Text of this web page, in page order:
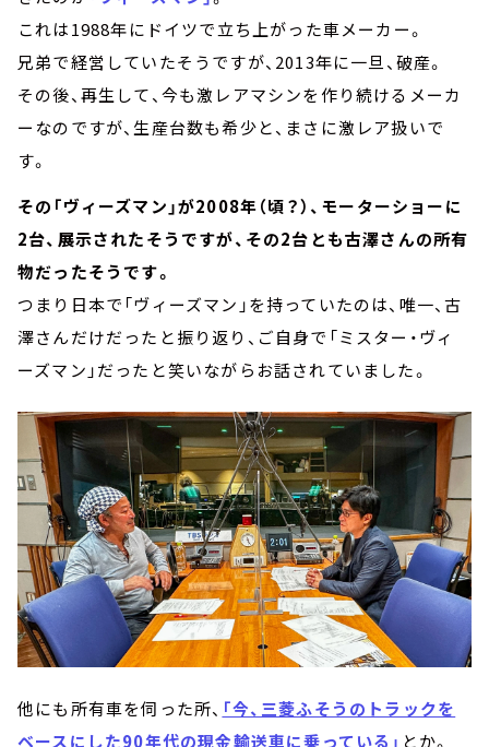
これは1988年にドイツで立ち上がった車メーカー。
兄弟で経営していたそうですが、2013年に一旦、破産。
その後、再生して、今も激レアマシンを作り続けるメーカ
ーなのですが、生産台数も希少と、まさに激レア扱いで
す。
その「ヴィーズマン」が2008年（頃？）、モーターショーに
2台、展示されたそうですが、その2台とも古澤さんの所有
物だったそうです。
つまり日本で「ヴィーズマン」を持っていたのは、唯一、古
澤さんだけだったと振り返り、ご自身で「ミスター・ヴィ
ーズマン」だったと笑いながらお話されていました。
他にも所有車を伺った所、 「今、三菱ふそうのトラックを
ベースにした90年代の現金輸送車に乗っている」 とか。